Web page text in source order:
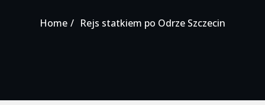
Home Rejs statkiem po Odrze Szczecin